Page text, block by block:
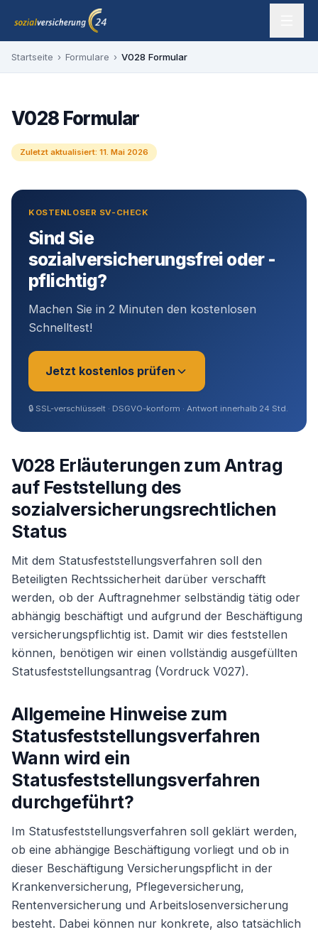
Zum Inhalt springen
sozialversicherung24 — Ihr Experte für SV-Befreiung
Startseite › Formulare › V028 Formular
V028 Formular
Zuletzt aktualisiert: 11. Mai 2026
KOSTENLOSER SV-CHECK
Sind Sie
sozialversicherungsfrei oder -
pflichtig?
Machen Sie in 2 Minuten den kostenlosen
Schnelltest!
Jetzt kostenlos prüfen
Sie sind? *
Geschäftsführer (Angestellt /
Gesellschafter)
Selbstständig / Unternehmer
Angestellter
Weiter
🔒 SSL-verschlüsselt · DSGVO-konform · Antwort innerhalb 24 Std.
V028 Erläuterungen zum Antrag
auf Feststellung des
sozialversicherungsrechtlichen
Status
Mit dem Statusfeststellungsverfahren soll den
Beteiligten Rechtssicherheit darüber verschafft
werden, ob der Auftragnehmer selbständig tätig oder
abhängig beschäftigt und aufgrund der Beschäftigung
versicherungspflichtig ist. Damit wir dies feststellen
können, benötigen wir einen vollständig ausgefüllten
Statusfeststellungsantrag (Vordruck V027).
Allgemeine Hinweise zum
Statusfeststellungsverfahren
Wann wird ein
Statusfeststellungsverfahren
durchgeführt?
Im Statusfeststellungsverfahren soll geklärt werden,
ob eine abhängige Beschäftigung vorliegt und ob in
dieser Beschäftigung Versicherungspflicht in der
Krankenversicherung, Pflegeversicherung,
Rentenversicherung und Arbeitslosenversicherung
besteht. Dabei können nur konkrete, also tatsächlich